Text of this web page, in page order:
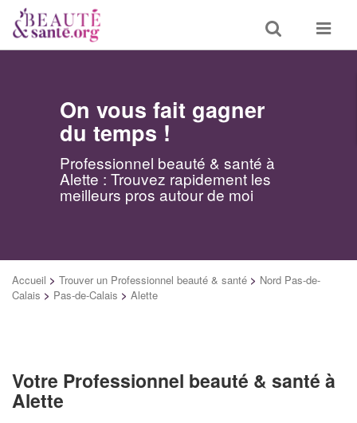
Toggle
search
Toggle
On vous fait gagner
du temps !
Professionnel beauté & santé à
Alette : Trouvez rapidement les
meilleurs pros autour de moi
Accueil > Trouver un Professionnel beauté & santé > Nord Pas-de-
Calais > Pas-de-Calais > Alette
Votre Professionnel beauté & santé à
Alette